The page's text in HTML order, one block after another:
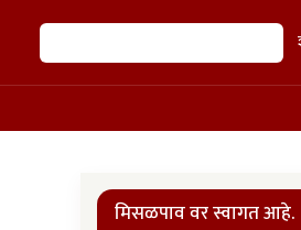
शोध
मिसळपाव वर स्वागत आहे.